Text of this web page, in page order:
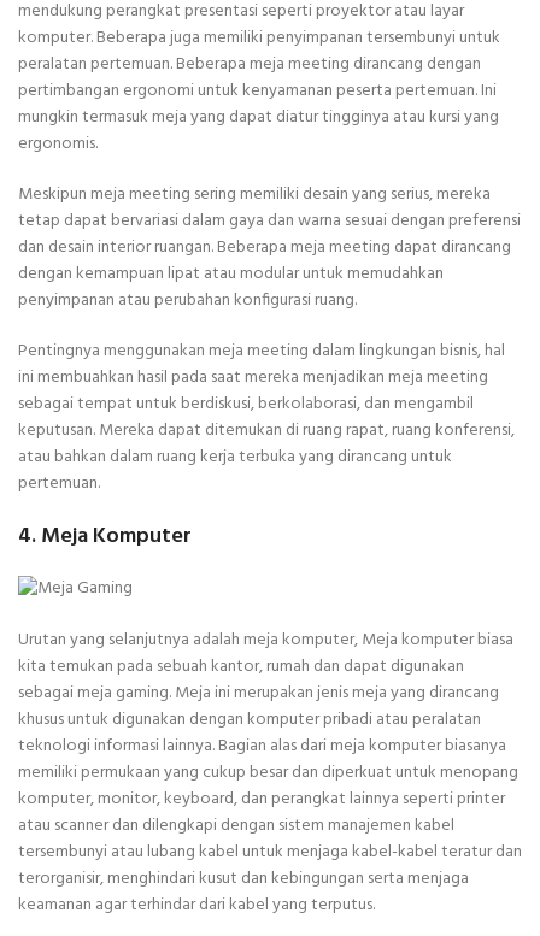
mendukung perangkat presentasi seperti proyektor atau layar
komputer. Beberapa juga memiliki penyimpanan tersembunyi untuk
peralatan pertemuan. Beberapa meja meeting dirancang dengan
pertimbangan ergonomi untuk kenyamanan peserta pertemuan. Ini
mungkin termasuk meja yang dapat diatur tingginya atau kursi yang
ergonomis.
Meskipun meja meeting sering memiliki desain yang serius, mereka
tetap dapat bervariasi dalam gaya dan warna sesuai dengan preferensi
dan desain interior ruangan. Beberapa meja meeting dapat dirancang
dengan kemampuan lipat atau modular untuk memudahkan
penyimpanan atau perubahan konfigurasi ruang.
Pentingnya menggunakan meja meeting dalam lingkungan bisnis, hal
ini membuahkan hasil pada saat mereka menjadikan meja meeting
sebagai tempat untuk berdiskusi, berkolaborasi, dan mengambil
keputusan. Mereka dapat ditemukan di ruang rapat, ruang konferensi,
atau bahkan dalam ruang kerja terbuka yang dirancang untuk
pertemuan.
4. Meja Komputer
Urutan yang selanjutnya adalah meja komputer, Meja komputer biasa
kita temukan pada sebuah kantor, rumah dan dapat digunakan
sebagai meja gaming. Meja ini merupakan jenis meja yang dirancang
khusus untuk digunakan dengan komputer pribadi atau peralatan
teknologi informasi lainnya. Bagian alas dari meja komputer biasanya
memiliki permukaan yang cukup besar dan diperkuat untuk menopang
komputer, monitor, keyboard, dan perangkat lainnya seperti printer
atau scanner dan dilengkapi dengan sistem manajemen kabel
tersembunyi atau lubang kabel untuk menjaga kabel-kabel teratur dan
terorganisir, menghindari kusut dan kebingungan serta menjaga
keamanan agar terhindar dari kabel yang terputus.